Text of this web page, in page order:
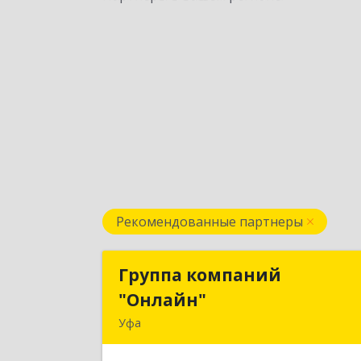
Рекомендованные партнеры
Группа компаний
"Онлайн"
Уфа
Группа компаний